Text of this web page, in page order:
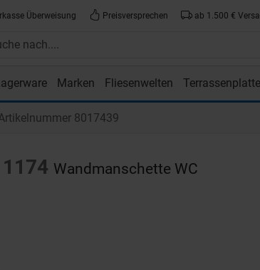
Überweisung Preisversprechen ab 1.500 €
Marken Fliesenwelten
8017439
Wandmanschette WC